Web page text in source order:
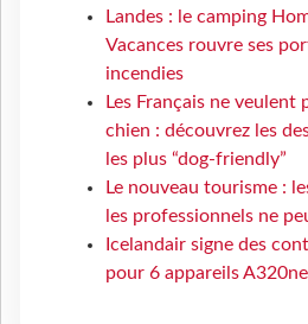
Landes : le camping
Vacances rouvre ses
incendies
Les Français ne veulent
chien : découvrez les
les plus “dog-friendly”
Le nouveau tourisme :
les professionnels ne
Icelandair signe des
pour 6 appareils